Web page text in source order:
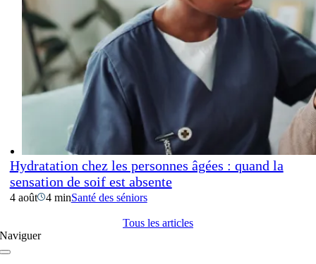
Hydratation chez les personnes âgées : quand la
sensation de soif est absente
4 août 4 minSanté des séniors
Tous les articles
Naviguer
Navigation